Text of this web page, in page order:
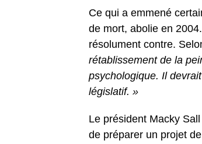
Ce qui a emmené
de mort, abolie en
résolument contre.
rétablissement de la
psychologique. Il
législatif. »
Le président Macky
de préparer un projet